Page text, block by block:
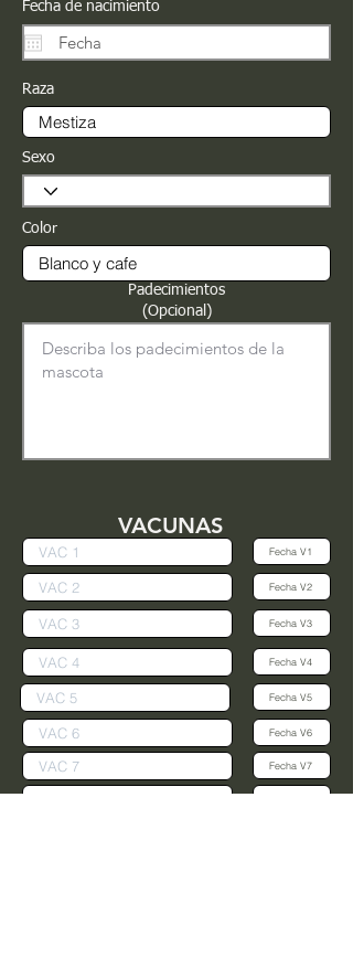
Fecha de nacimiento
Raza
Sexo
Color
Padecimientos
(Opcional)
VACUNAS